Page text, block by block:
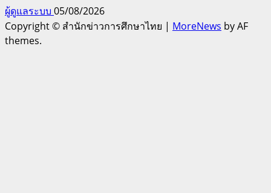
ผู้ดูแลระบบ 05/08/2026
Copyright © สำนักข่าวการศึกษาไทย | MoreNews by AF
themes.